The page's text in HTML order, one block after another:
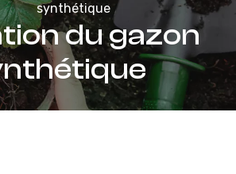
synthétique
du gazon